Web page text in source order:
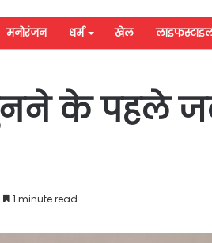
मनोरंजन धर्म खेल
के पहले
1 minute read